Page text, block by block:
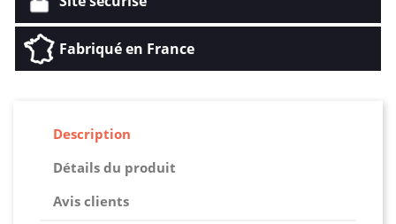
Fabriqué en France
Description
Détails du produit
Avis clients